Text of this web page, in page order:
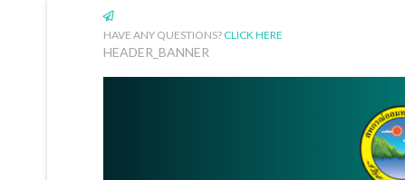
HAVE ANY QUESTIONS? CLICK HERE
HEADER_BANNER